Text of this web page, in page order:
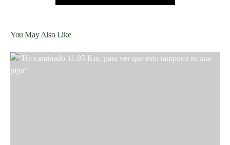
You May Also Like